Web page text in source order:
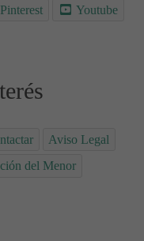
Pinterest Youtube
Aviso Legal
del Menor